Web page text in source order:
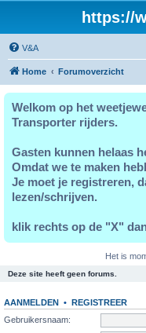
https://
V&A
Home Forumoverzicht
Welkom op het
Transporter rijders.
Gasten kunnen helaas
Omdat we te maken
Je moet je registreren,
lezen/schrijven.
klik rechts op de "X"
Het is
Deze site heeft geen forums.
AANMELDEN • REGISTREER
Gebruikersnaam: